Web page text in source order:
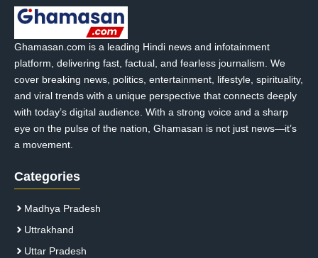
Ghamasan.com is a leading Hindi news and infotainment
platform, delivering fast, factual, and fearless journalism. We
cover breaking news, politics, entertainment, lifestyle, spirituality,
and viral trends with a unique perspective that connects deeply
with today’s digital audience. With a strong voice and a sharp
eye on the pulse of the nation, Ghamasan is not just news—it’s
a movement.
Categories
Madhya Pradesh
Uttrakhand
Uttar Pradesh